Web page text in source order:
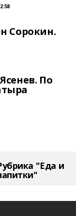
Сорокин.
По
"Еда и